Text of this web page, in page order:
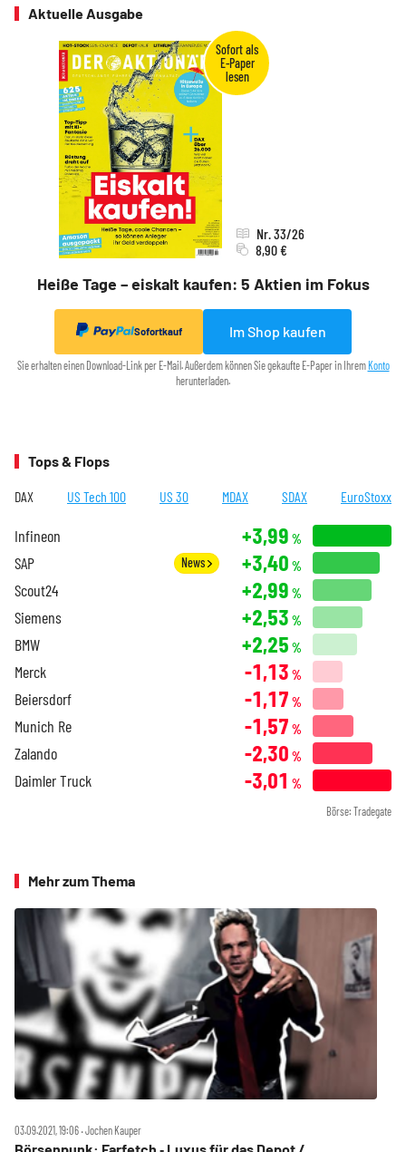
Aktuelle Ausgabe
Heiße Tage – eiskalt kaufen: 5 Aktien im Fokus
Nr. 33/26
8,90 €
Sofortkauf Im Shop kaufen
Sie erhalten einen Download-Link per E-Mail. Außerdem können Sie gekaufte E-Paper in Ihrem Konto
herunterladen.
Tops & Flops
DAX US Tech 100 US 30 MDAX SDAX EuroStoxx
Infineon +3,99 %
SAP News +3,40 %
Scout24 +2,99 %
Siemens +2,53 %
BMW +2,25 %
Merck -1,13 %
Beiersdorf -1,17 %
Munich Re -1,57 %
Zalando -2,30 %
Daimler Truck -3,01 %
Börse: Tradegate
Mehr zum Thema
03.09.2021, 19:06 ‧ Jochen Kauper
Börsenpunk: Farfetch ‑ Luxus für das Depot /